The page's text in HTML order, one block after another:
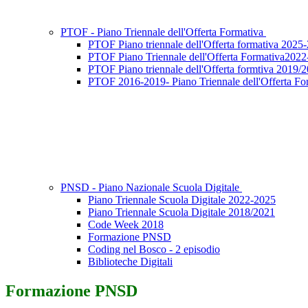
PTOF - Piano Triennale dell'Offerta Formativa
PTOF Piano triennale dell'Offerta formativa
PTOF Piano Triennale dell'Offerta
PTOF Piano triennale dell'Offerta formtiva 2019/
PTOF 2016-2019- Piano Triennale dell'Offerta
PNSD - Piano Nazionale Scuola Digitale
Piano Triennale Scuola Digitale 2022-2025
Piano Triennale Scuola Digitale 2018/2021
Code Week 2018
Formazione PNSD
Coding nel Bosco - 2 episodio
Biblioteche Digitali
Formazione PNSD